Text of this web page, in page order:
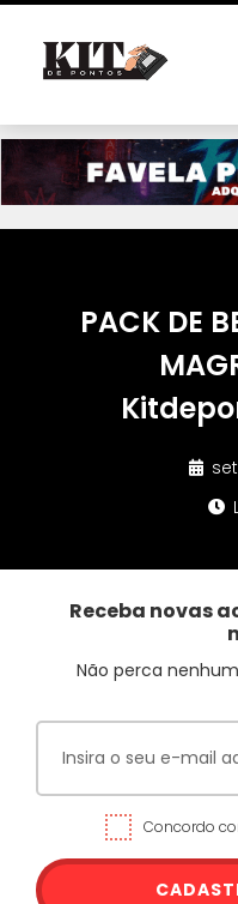
PACK DE
Receba novas
Não perca
Concordo